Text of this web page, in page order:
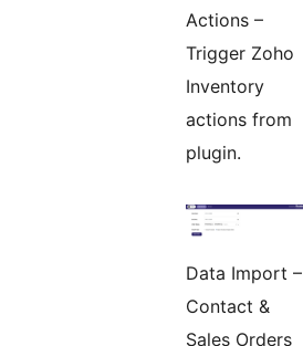
Actions –
Trigger Zoho
Inventory
actions from
plugin.
Data Import –
Contact &
Sales Orders